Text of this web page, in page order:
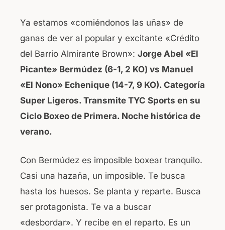
Ya estamos «comiéndonos las uñas» de
ganas de ver al popular y excitante «Crédito
del Barrio Almirante Brown»: Jorge Abel «El
Picante» Bermúdez (6-1, 2 KO) vs Manuel
«El Nono» Echenique (14-7, 9 KO). Categoría
Super Ligeros. Transmite TYC Sports en su
Ciclo Boxeo de Primera. Noche histórica de
verano.
Con Bermúdez es imposible boxear tranquilo.
Casi una hazaña, un imposible. Te busca
hasta los huesos. Se planta y reparte. Busca
ser protagonista. Te va a buscar
«desbordar». Y recibe en el reparto. Es un